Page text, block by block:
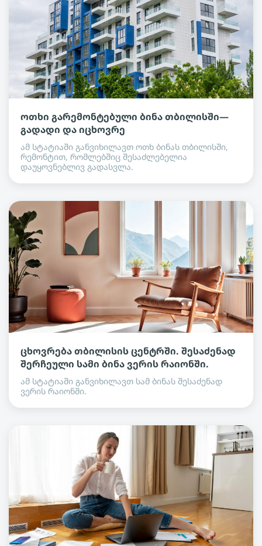
ოთხი გარემონტებული ბინა თბილისში—
გადადი და იცხოვრე
ამ სტატიაში განვიხილავთ ოთხ ბინას თბილისში,
რემონტით, რომლებშიც შესაძლებელია
დაუყოვნებლივ გადასვლა.
ცხოვრება თბილისის ცენტრში. შესაძენად
შერჩეული სამი ბინა ვერის რაიონში.
ამ სტატიაში განვიხილავთ სამ ბინას შესაძენად
ვერის რაიონში.